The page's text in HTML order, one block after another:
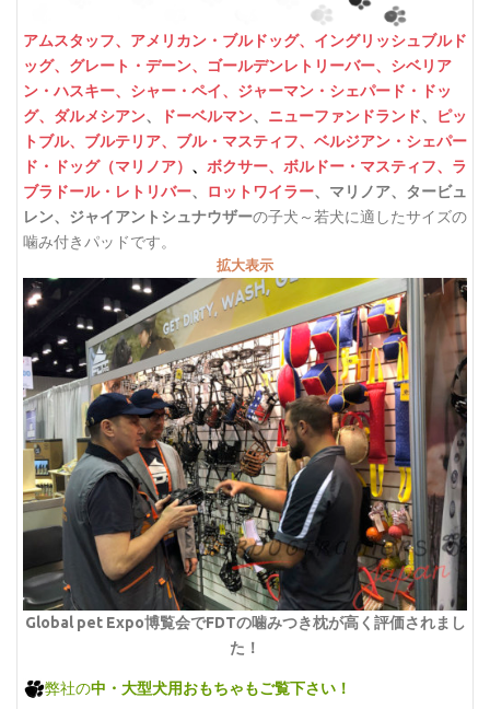
アムスタッフ、 アメリカン・ブルドッグ、 イングリッシュブルド
ッグ、 グレート・デーン、 ゴールデンレトリーバー、 シベリア
ン・ハスキー、 シャー・ペイ、 ジャーマン・シェパード・ドッ
グ、 ダルメシアン、 ドーベルマン、 ニューファンドランド、
ピッ
トブル、 ブルテリア、 ブル・マスティフ、 ベルジアン・シェパー
ド・ドッグ（マリノア） 、 ボクサー、 ボルドー・マスティフ、 ラ
ブラドール・レトリバー、 ロットワイラー、マリノア、タービュ
レン、ジャイアントシュナウザーの子犬～若犬に適したサイズの
噛み付きパッドです。
拡大表示
Global pet Expo博覧会でFDTの噛みつき枕が高く評価されまし
た！
弊社の中・大型犬用おもちゃもご覧下さい！